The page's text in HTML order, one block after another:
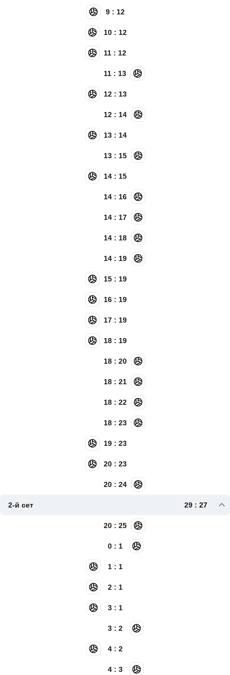
9 : 12
10 : 12
11 : 12
11 : 13
12 : 13
12 : 14
13 : 14
13 : 15
14 : 15
14 : 16
14 : 17
14 : 18
14 : 19
15 : 19
16 : 19
17 : 19
18 : 19
18 : 20
18 : 21
18 : 22
18 : 23
19 : 23
20 : 23
20 : 24
2-й сет 29 : 27
20 : 25
0 : 1
1 : 1
2 : 1
3 : 1
3 : 2
4 : 2
4 : 3